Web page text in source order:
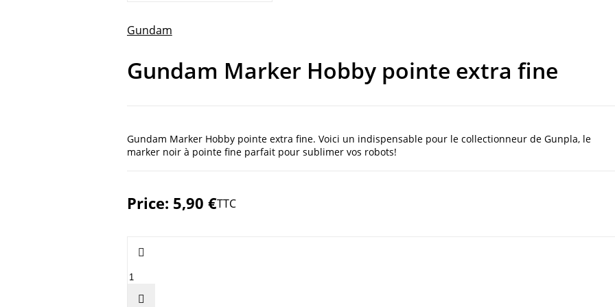
Gundam
Gundam Marker Hobby pointe extra fine
Gundam Marker Hobby pointe extra fine. Voici un indispensable pour le collectionneur de Gunpla, le
marker noir à pointe fine parfait pour sublimer vos robots!
Price: 5,90 €TTC

